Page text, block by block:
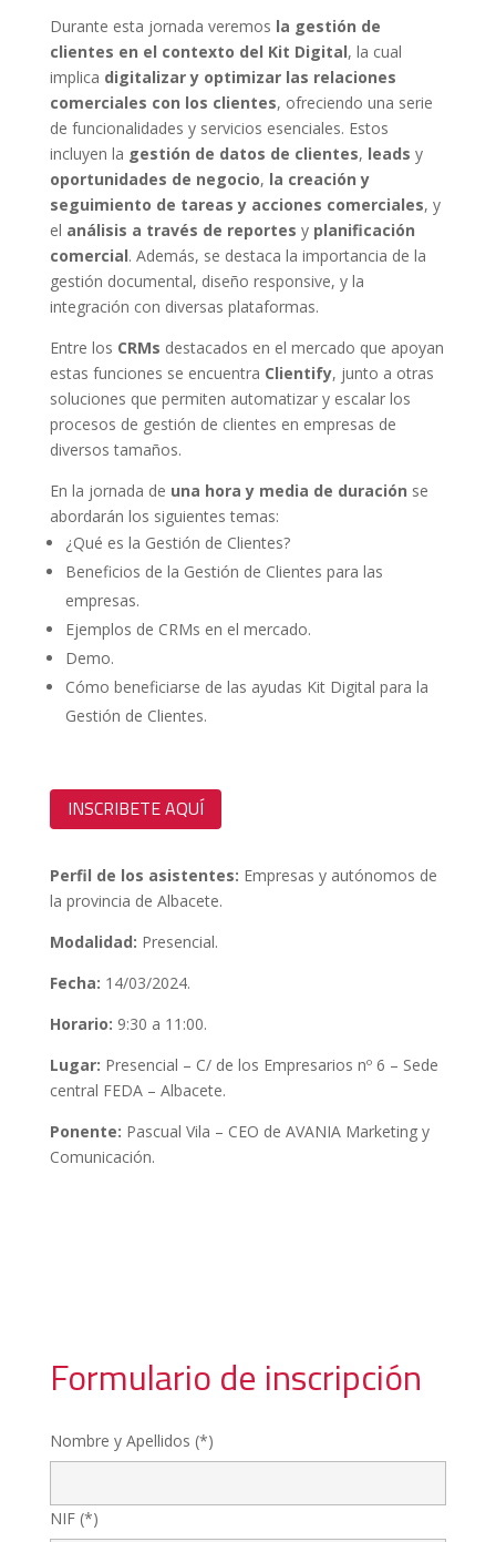
Durante esta jornada veremos la gestión de
clientes en el contexto del Kit Digital, la cual
implica digitalizar y optimizar las relaciones
comerciales con los clientes, ofreciendo una serie
de funcionalidades y servicios esenciales. Estos
incluyen la gestión de datos de clientes, leads y
oportunidades de negocio, la creación y
seguimiento de tareas y acciones comerciales, y
el análisis a través de reportes y planificación
comercial. Además, se destaca la importancia de la
gestión documental, diseño responsive, y la
integración con diversas plataformas.
Entre los CRMs destacados en el mercado que apoyan
estas funciones se encuentra Clientify, junto a otras
soluciones que permiten automatizar y escalar los
procesos de gestión de clientes en empresas de
diversos tamaños.
En la jornada de una hora y media de duración se
abordarán los siguientes temas:
¿Qué es la Gestión de Clientes?
Beneficios de la Gestión de Clientes para las
empresas.
Ejemplos de CRMs en el mercado.
Demo.
Cómo beneficiarse de las ayudas Kit Digital para la
Gestión de Clientes.
INSCRIBETE AQUÍ
Perfil de los asistentes: Empresas y autónomos de
la provincia de Albacete.
Modalidad: Presencial.
Fecha: 14/03/2024.
Horario: 9:30 a 11:00.
Lugar: Presencial – C/ de los Empresarios nº 6 – Sede
central FEDA – Albacete.
Ponente: Pascual Vila – CEO de AVANIA Marketing y
Comunicación.
Formulario de inscripción
Nombre y Apellidos (*)
NIF (*)